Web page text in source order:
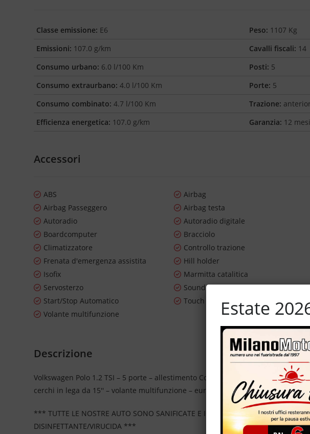
Classe emissione: E6
Emissioni: 107.0 g/km
Consumo urbano: 6.0 l/100 Km
Consumo extraurbano: 4.0 l/100 Km
Consumo combinato: 4.7 l/100 Km
Efficienza energetica: 107.0 g/km
Peso: 1107 Kg
Cavalli fiscali: 14
Posti: 5
Porte: 5
Trazione:
Garanzia: 12 mesi
Accessori
ABS Airbag
Airbag Passeggero
Airbag testa
Autoradio
Autoradio digitale
Boardcomputer
Bracciolo
Climatizzatore
Controllo trazione
Frenata d'emergenza assistita
Hill holder
Isofix
Marmitta catalitica
Servosterzo
Sound system
Start/Stop Automatico
Touch screen
Volante multifunzione
Descrizione
Volkswagen Polo 1.2 TSI – 5 porte – allestimento Comfortline – BlueMotion
cerchi in lega da 15'' – volante multifunzione – euro 6 – interni sportivi in
*** TUTTE LE NOSTRE AUTO SONO SANIFICATE E IGIENIZZATE CON
DISINFETTANTE/VIRUCIDA ***
Estate